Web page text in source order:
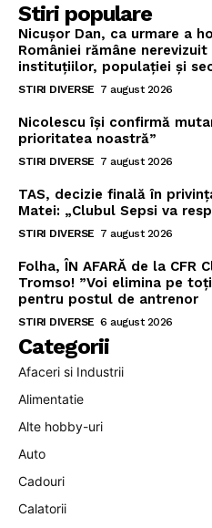
Stiri populare
Nicușor Dan, ca urmare a
României rămâne
instituțiilor, populației și
STIRI DIVERSE 7 august 2026
Nicolescu își confirmă
prioritatea noastră”
STIRI DIVERSE 7 august 2026
TAS, decizie finală în
Matei: „Clubul Sepsi va
STIRI DIVERSE 7 august 2026
Folha, ÎN AFARĂ de la CFR
Tromso! ”Voi elimina pe
pentru postul de antrenor
STIRI DIVERSE 6 august 2026
Categorii
Afaceri si Industrii
Alimentatie
Alte hobby-uri
Auto
Cadouri
Calatorii